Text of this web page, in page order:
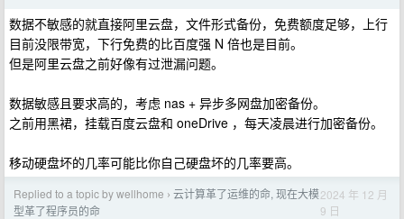
数据不敏感的就直接阿里云盘，文件形式备份，免费额度足够，上行
目前没限带宽，下行免费的比百度强 N 倍也是目前。
但是阿里云盘之前好像有过泄漏问题。
数据敏感且要求高的，考虑 nas + 异步多网盘加密备份。
之前用黑裙，挂载百度云盘和 oneDrive ，每天凌晨进行加密备份。
移动硬盘坏的几率可能比你自己硬盘坏的几率要高。
Replied to a topic by wellhome › 云计算革了运维的命, 现在大模
型革了程序员的命
2024 年 12 月
9 日